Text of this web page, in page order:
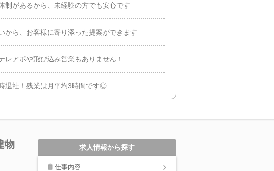
制があるから、未経験の方でも安心です
から、お客様に寄り添った提案ができます
レアポや飛び込み営業もありません！
退社！残業は月平均3時間です◎
物
求人情報から探す
仕事内容